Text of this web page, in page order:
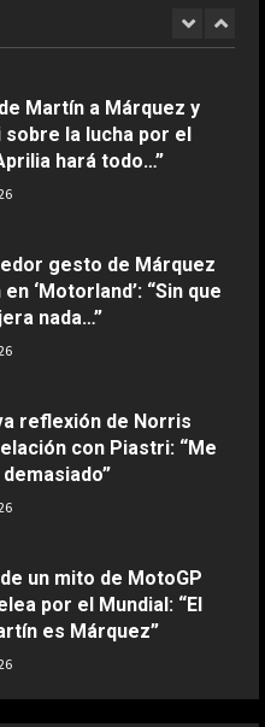
de Martín a Márquez y
sobre la lucha por el
hará todo…”
gesto de Márquez
‘Motorland’: “Sin que
nada…”
reflexión de Norris
con Piastri: “Me
un mito de MotoGP
por el Mundial: “El
es Márquez”
espinacas deliciosa
fritos en freidora de
alcachofas
con senderuelas
habas y alcachofas con